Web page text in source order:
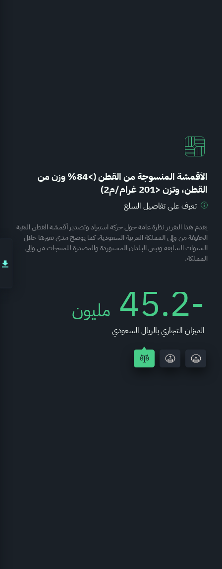
الأقمشة المنسوجة من القطن (>84% وزن من
القطن، وتزن <201 غرام/م2)
تعرف على تفاصيل السلع
يقدم هذا التقرير نظرة عامة حول حركة استيراد وتصدير أقمشة القطن النقية
الخفيفة من وإلى المملكة العربية السعودية، كما يوضح مدى تغيرها خلال
السنوات السابقة ويبين البلدان المستوردة والمصدرة للمنتجات من وإلى
المملكة.
-45.2 مليون
الميزان التجاري بالريال السعودي